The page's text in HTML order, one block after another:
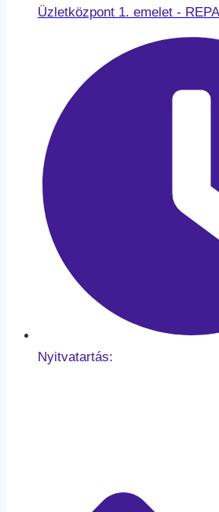
Üzletközpont 1. emelet -
Nyitvatartás: